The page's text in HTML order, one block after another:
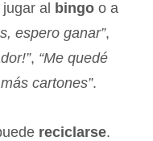
al bingo o a
espero ganar”,
, “Me quedé
cartones”.
reciclarse.